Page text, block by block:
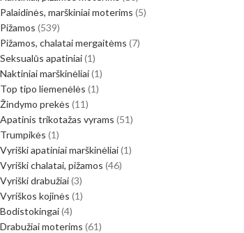
Palaidinės, marškiniai moterims 5
Pižamos 539
Pižamos, chalatai mergaitėms 7
Seksualūs apatiniai 1
Naktiniai marškinėliai 1
Top tipo liemenėlės 1
Žindymo prekės 11
Apatinis trikotažas vyrams 51
Trumpikės 1
Vyriški apatiniai marškinėliai 1
Vyriški chalatai, pižamos 46
Vyriški drabužiai 3
Vyriškos kojinės 1
Bodistokingai 4
Drabužiai moterims 61